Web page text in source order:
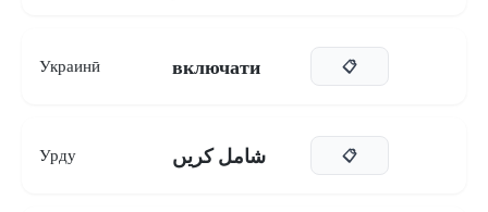
Украинӣ включати 📋
Урду شامل کریں 📋